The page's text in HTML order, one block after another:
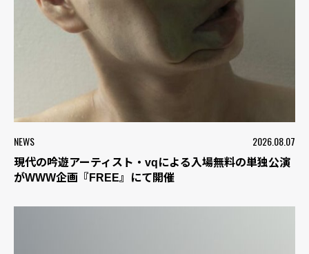
NEWS 2026.08.07
現代の吟遊アーティスト・vqによる入場無料の単独公演
がWWW企画『FREE』にて開催